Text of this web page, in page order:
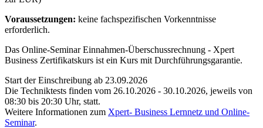
Voraussetzungen: keine fachspezifischen Vorkenntnisse
erforderlich.
Das Online-Seminar Einnahmen-Überschussrechnung - Xpert
Business Zertifikatskurs ist ein Kurs mit Durchführungsgarantie.
Start der Einschreibung ab 23.09.2026
Die Techniktests finden vom 26.10.2026 - 30.10.2026, jeweils von
08:30 bis 20:30 Uhr, statt.
Weitere Informationen zum Xpert- Business Lernnetz und Online-
Seminar.